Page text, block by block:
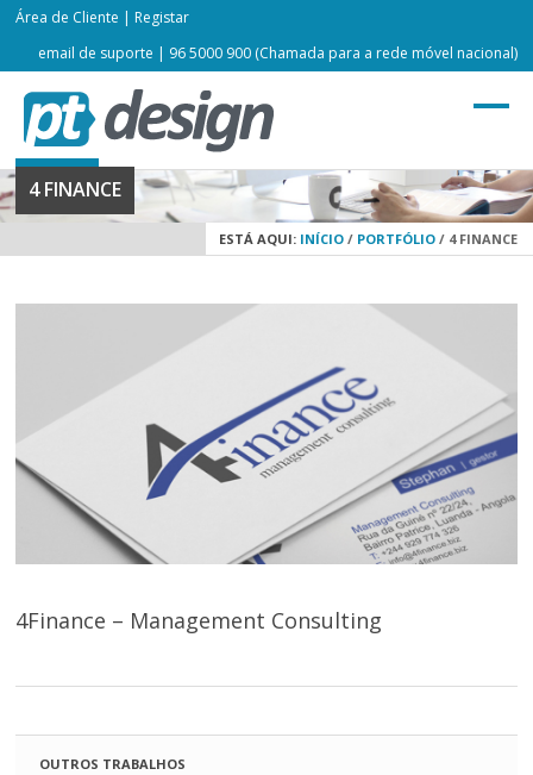
Área de Cliente | Registar
email de suporte | 96 5000 900 (Chamada para a rede móvel nacional)
4 FINANCE
ESTÁ AQUI: INÍCIO / PORTFÓLIO / 4 FINANCE
4Finance – Management Consulting
OUTROS TRABALHOS